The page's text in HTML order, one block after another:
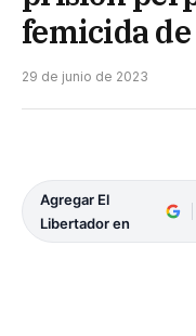
femicida
29 de junio de 2023
Agregar El
Libertador en